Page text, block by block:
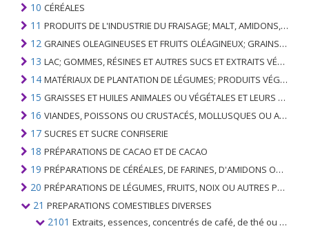
10 CÉRÉALES
11 PRODUITS DE L'INDUSTRIE DU FRAISAGE; MALT, AMIDONS, INULINE, GLUTEN DE BLÉ
12 GRAINES OLEAGINEUSES ET FRUITS OLÉAGINEUX; GRAINS DIVERS, GRAINES ET FRUITS, PLANTES INDUSTRIELLES OU MÉDICINALES; PAILLE ET FOURRAGE
13 LAC; GOMMES, RÉSINES ET AUTRES SUCS ET EXTRAITS VÉGÉTAUX
14 MATÉRIAUX DE PLANTATION DE LÉGUMES; PRODUITS VÉGÉTAUX NON DÉNOMMÉS NI COMPRIS AILLEURS
15 GRAISSES ET HUILES ANIMALES OU VÉGÉTALES ET LEURS PRODUITS DE CLIVAGE; GRAISSES ANIMALES PRÉPARÉES; CIRES ANIMALES OU VÉGÉTALES
16 VIANDES, POISSONS OU CRUSTACÉS, MOLLUSQUES OU AUTRES INVERTÉBRÉS AQUATIQUES; PRÉPARATIONS DE CELLES-CI
17 SUCRES ET SUCRE CONFISERIE
18 PRÉPARATIONS DE CACAO ET DE CACAO
19 PRÉPARATIONS DE CÉRÉALES, DE FARINES, D'AMIDONS OU DE LAIT; PRODUITS DE PATISSERIE
20 PRÉPARATIONS DE LÉGUMES, FRUITS, NOIX OU AUTRES PARTIES DE PLANTES
21 PREPARATIONS COMESTIBLES DIVERSES
2101 Extraits, essences, concentrés de café, de thé ou de maté; préparations à base de ces produits ou à base de café, de thé ou de maté; chicorée torréfiée et autres succédanés torréfiés du café et leurs extraits, essences et concentrés